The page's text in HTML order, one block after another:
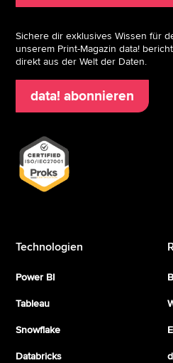
Sichere dir exklusives Wissen für
unserem Print-Magazin data!
direkt aus der Welt der Daten.
data! abonnieren
Technologien
Power BI
Tableau
Snowflake
Databricks